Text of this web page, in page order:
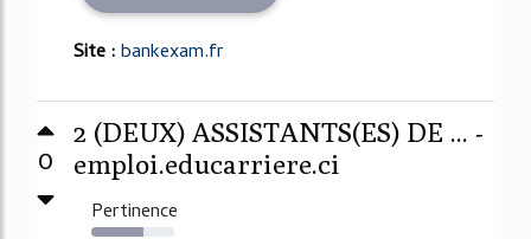
Site :bankexam.fr
0
2 (DEUX) ASSISTANTS(ES) DE ... -
emploi.educarriere.ci
Pertinence